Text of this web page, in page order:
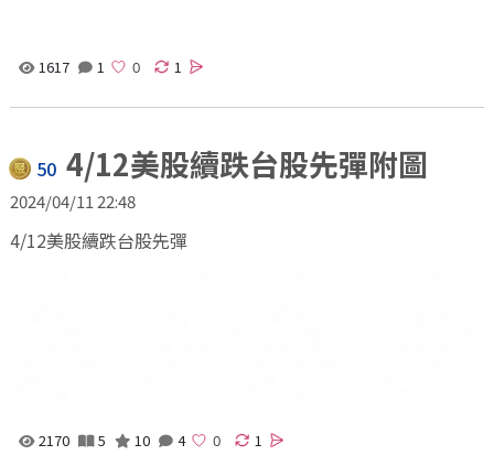
1617 1 1
50 4/12美股續跌台股先彈附圖
2024/04/11 22:48
4/12美股續跌台股先彈
2170 5 10 4 1